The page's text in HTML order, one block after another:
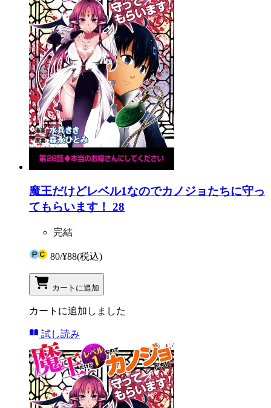
魔王だけどレベル1なのでカノジョたちに守っ
てもらいます！ 28
完結
80/¥88(税込)
カートに追加
カートに追加しました
試し読み